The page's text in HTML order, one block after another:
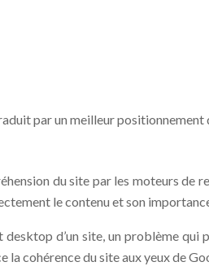
par un meilleur
du site par les moteurs de
le contenu et son
d’un site, un problème
la cohérence du site aux yeux de